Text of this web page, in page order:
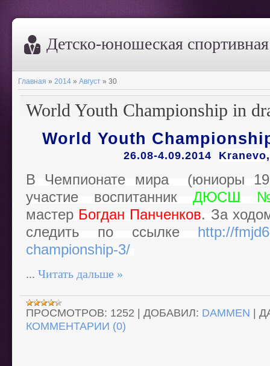
Дeтско-юношеская
Главная » 2014 » Август » 30
World Youth Championship in
World Youth
26.08-4.09.2014
В Чемпионате мира (юниоры
участие воспитанник ДЮСШ
мастер Богдан Панченков. За
следить по ссылке
http://
championship-3/
... Читать дальше »
ПРОСМОТРОВ: 1252 | ДОБАВИЛ: DAMMEN |
КОММЕНТАРИИ (0)